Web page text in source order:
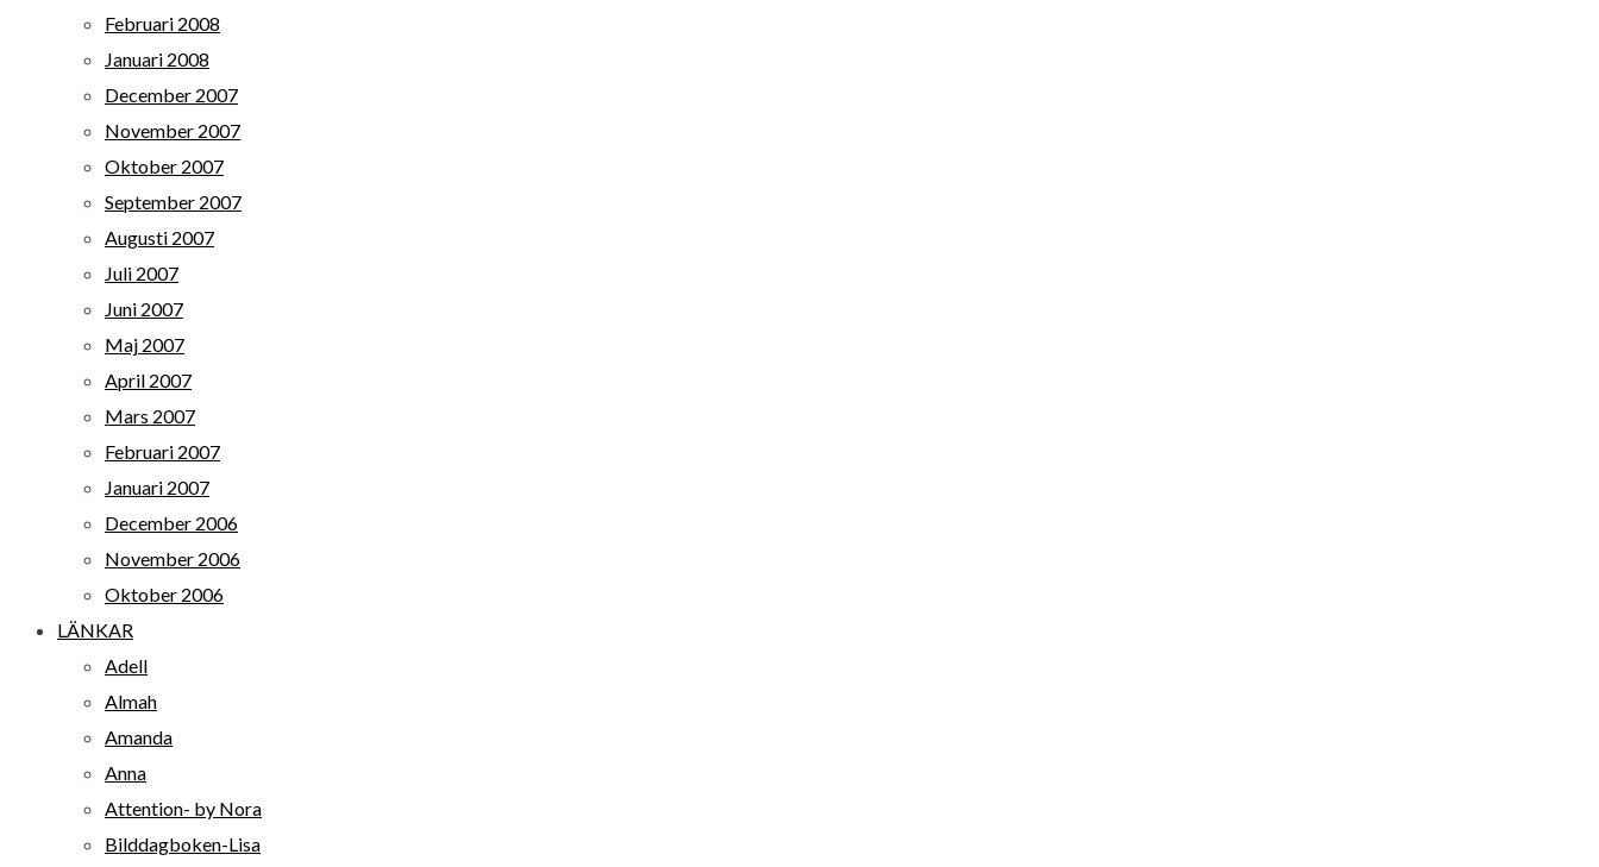
Februari 2008
Januari 2008
December 2007
November 2007
Oktober 2007
September 2007
Augusti 2007
Juli 2007
Juni 2007
Maj 2007
April 2007
Mars 2007
Februari 2007
Januari 2007
December 2006
November 2006
Oktober 2006
LÄNKAR
Adell
Almah
Amanda
Anna
Attention- by Nora
Bilddagboken-Lisa